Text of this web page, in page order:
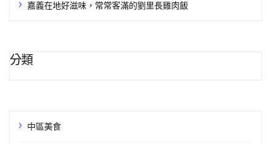
嘉義在地好滋味，常常客滿的劉里長雞肉飯
分類
中區美食